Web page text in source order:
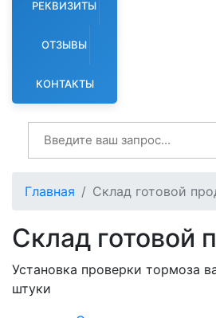
РЕКВИЗИТЫ
ОТЗЫВЫ
КОНТАКТЫ
Главная Склад готовой
Склад готовой
Установка проверки тормоза
штуки